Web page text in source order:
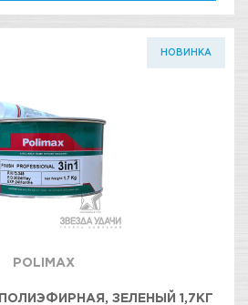
НОВИНКА
POLIMAX
ЗЕЛЕНЫЙ 1,7КГ